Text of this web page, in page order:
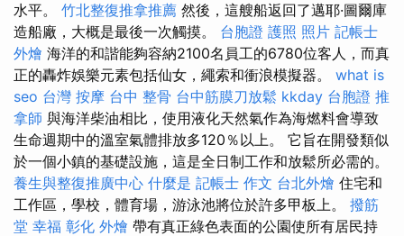
水平。 竹北整復推拿推薦 然後，這艘船返回了邁耶·圖爾庫
造船廠，大概是最後一次觸摸。 台胞證 護照 照片 記帳士
外燴 海洋的和諧能夠容納2100名員工的6780位客人，而真
正的轟炸娛樂元素包括仙女，繩索和衝浪模擬器。 what is
seo 台灣 按摩 台中 整骨 台中筋膜刀放鬆 kkday 台胞證 推
拿師 與海洋柴油相比，使用液化天然氣作為海燃料會導致
生命週期中的溫室氣體排放多120％以上。 它旨在開發類似
於一個小鎮的基礎設施，這是全日制工作和放鬆所必需的。
養生與整復推廣中心 什麼是 記帳士 作文 台北外燴 住宅和
工作區，學校，體育場，游泳池將位於許多甲板上。 撥筋
堂 幸福 彰化 外燴 帶有真正綠色表面的公園使所有居民持